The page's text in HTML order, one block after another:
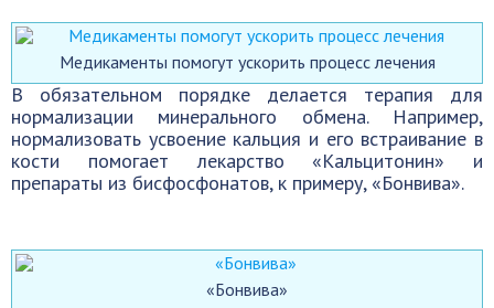
Медикаменты помогут ускорить процесс лечения
В обязательном порядке делается терапия для
нормализации минерального обмена. Например,
нормализовать усвоение кальция и его встраивание в
кости помогает лекарство «Кальцитонин» и
препараты из бисфосфонатов, к примеру, «Бонвива».
«Бонвива»